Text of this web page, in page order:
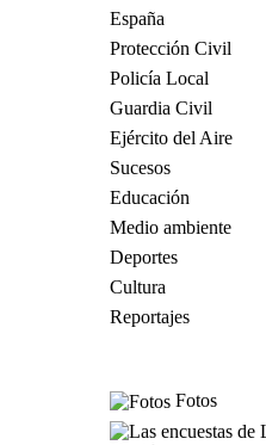
España
Protección Civil
Policía Local
Guardia Civil
Ejército del Aire
Sucesos
Educación
Medio ambiente
Deportes
Cultura
Reportajes
Fotos